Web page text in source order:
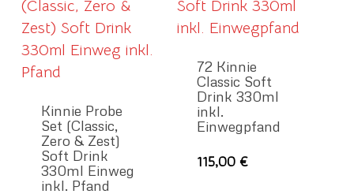
Kinnie Probe
Set (Classic,
Zero & Zest)
Soft Drink
330ml Einweg
inkl. Pfand
72 Kinnie
Classic Soft
Drink 330ml
inkl.
Einwegpfand
115,00€